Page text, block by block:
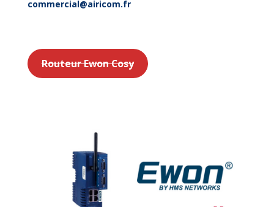
commercial@airicom.fr
Routeur Ewon Cosy